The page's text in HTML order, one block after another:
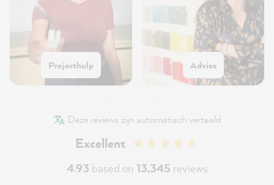
Projecthulp Advies
Deze reviews zijn automatisch vertaald
Excellent
4.93 based on 13,345 reviews